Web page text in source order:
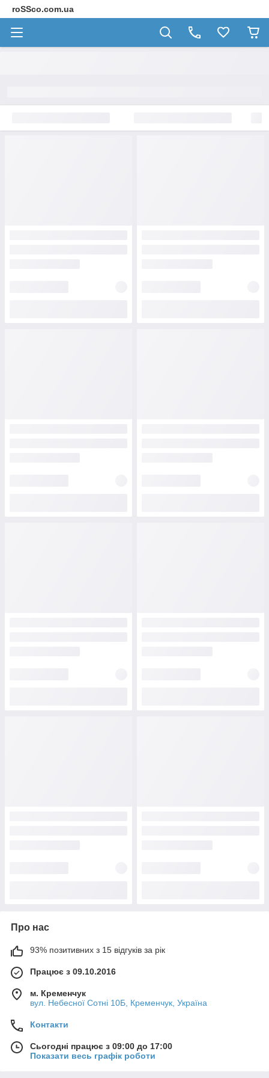
roSSco.com.ua
Про нас
93% позитивних з 15 відгуків за рік
Працює з 09.10.2016
м. Кременчук
вул. Небесної Сотні 10Б, Кременчук, Україна
Контакти
Сьогодні працює з 09:00 до 17:00
Показати весь графік роботи